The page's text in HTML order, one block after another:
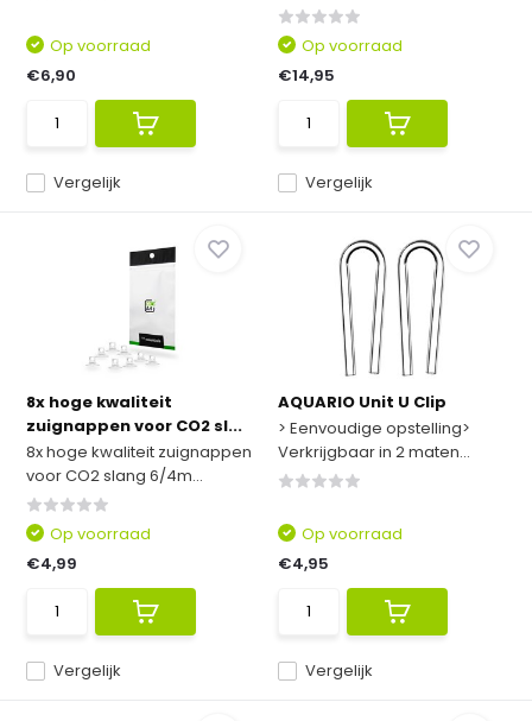
Vergelijk
Op voorraad
€6,90
Vergelijk
Op voorraad
€14,95
8x hoge kwaliteit
zuignappen voor CO2 sl...
8x hoge kwaliteit zuignappen
voor CO2 slang 6/4m...
Vergelijk
Op voorraad
€4,99
AQUARIO Unit U Clip
> Eenvoudige opstelling>
Verkrijgbaar in 2 maten...
Vergelijk
Op voorraad
€4,95